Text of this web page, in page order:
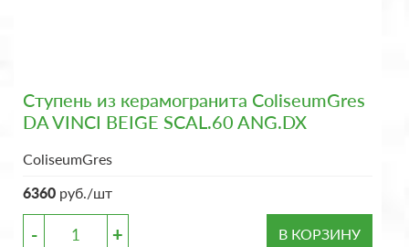
Ступень из керамогранита ColiseumGres
DA VINCI BEIGE SCAL.60 ANG.DX
ColiseumGres
6360 руб./шт
- + В КОРЗИНУ